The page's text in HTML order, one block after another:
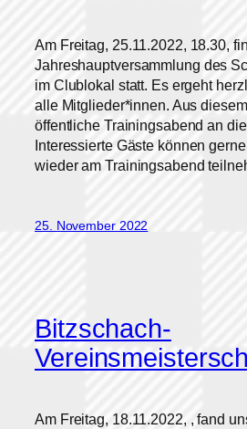
Am Freitag, 25.11.2022, 18.30,
Jahreshauptversammlung des
im Clublokal statt. Es ergeht
alle Mitglieder*innen. Aus
öffentliche Trainingsabend an
Interessierte Gäste können
wieder am Trainingsabend
25. November 2022
Bitzschach-
Am Freitag, 18.11.2022, , fand